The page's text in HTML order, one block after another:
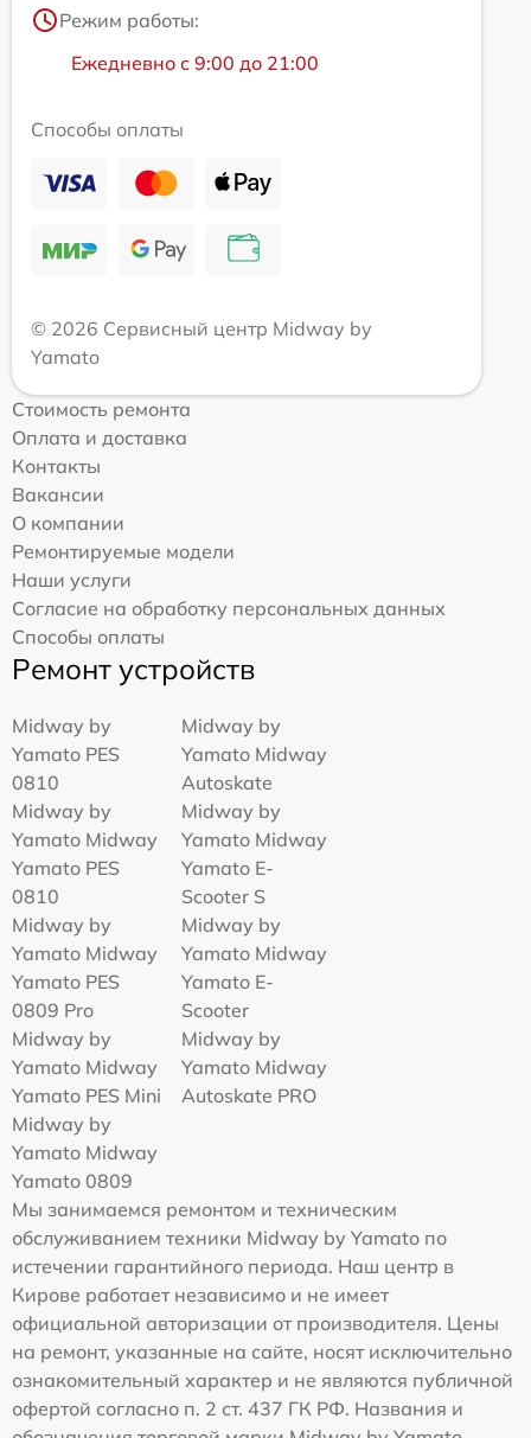
Режим работы:
Ежедневно с 9:00 до 21:00
Способы оплаты
© 2026 Сервисный центр Midway by
Yamato
Стоимость ремонта
Оплата и доставка
Контакты
Вакансии
О компании
Ремонтируемые модели
Наши услуги
Согласие на обработку персональных данных
Способы оплаты
Ремонт устройств
Midway by
Yamato PES
0810
Midway by
Yamato Midway
Autoskate
Midway by
Yamato Midway
Yamato PES
0810
Midway by
Yamato Midway
Yamato E-
Scooter S
Midway by
Yamato Midway
Yamato PES
0809 Pro
Midway by
Yamato Midway
Yamato E-
Scooter
Midway by
Yamato Midway
Yamato PES Mini
Midway by
Yamato Midway
Autoskate PRO
Midway by
Yamato Midway
Yamato 0809
Мы занимаемся ремонтом и техническим
обслуживанием техники Midway by Yamato по
истечении гарантийного периода. Наш центр в
Кирове работает независимо и не имеет
официальной авторизации от производителя. Цены
на ремонт, указанные на сайте, носят исключительно
ознакомительный характер и не являются публичной
офертой согласно п. 2 ст. 437 ГК РФ. Названия и